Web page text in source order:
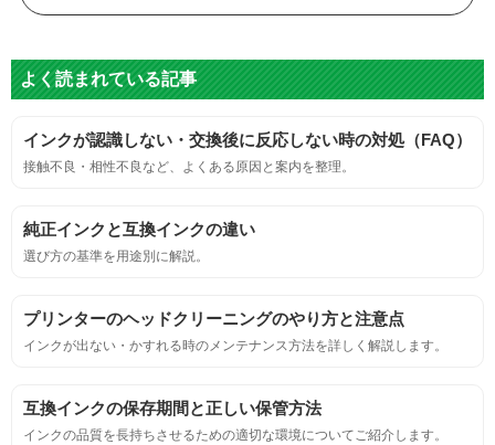
標準カラーサンプルを印刷する。
鮮やか、リアル、彩度、シャープなど、
におい
互換性
よく読まれている記事
インクが認識しない・交換後に反応しない時の対処（FAQ）
接触不良・相性不良など、よくある原因と案内を整理。
純正インクと互換インクの違い
選び方の基準を用途別に解説。
プリンターのヘッドクリーニングのやり方と注意点
インクが出ない・かすれる時のメンテナンス方法を詳しく解説します。
互換インクの保存期間と正しい保管方法
インクの品質を長持ちさせるための適切な環境についてご紹介します。